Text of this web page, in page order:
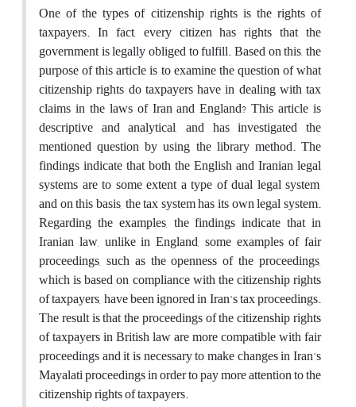
One of the types of citizenship rights is the rights of
taxpayers. In fact, every citizen has rights that the
government is legally obliged to fulfill. Based on this, the
purpose of this article is to examine the question of what
citizenship rights do taxpayers have in dealing with tax
claims in the laws of Iran and England? This article is
descriptive and analytical, and has investigated the
mentioned question by using the library method. The
findings indicate that both the English and Iranian legal
systems are to some extent a type of dual legal system,
and on this basis, the tax system has its own legal system.
Regarding the examples, the findings indicate that in
Iranian law, unlike in England, some examples of fair
proceedings, such as the openness of the proceedings,
which is based on compliance with the citizenship rights
of taxpayers, have been ignored in Iran's tax proceedings.
The result is that the proceedings of the citizenship rights
of taxpayers in British law are more compatible with fair
proceedings and it is necessary to make changes in Iran's
Mayalati proceedings in order to pay more attention to the
citizenship rights of taxpayers.